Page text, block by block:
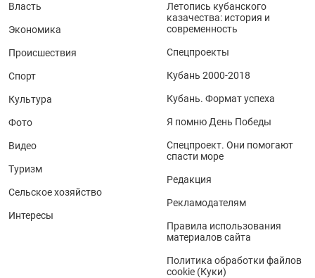
Власть
Экономика
Происшествия
Спорт
Культура
Фото
Видео
Туризм
Сельское хозяйство
Интересы
Летопись кубанского
казачества: история и
современность
Спецпроекты
Кубань 2000-2018
Кубань. Формат успеха
Я помню День Победы
Спецпроект. Они помогают
спасти море
Редакция
Рекламодателям
Правила использования
материалов сайта
Политика обработки файлов
cookie (Куки)